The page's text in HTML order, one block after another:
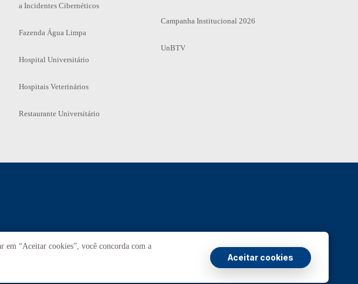
a Incidentes Cibernéticos
Fazenda Água Limpa
Hospital Universitário
Hospitais Veterinários
Restaurante Universitário
Campanha Institucional 2026
UnBTV
Transparência e Prestação de Contas
em “Aceitar cookies”, você concorda com a
Aceitar cookies